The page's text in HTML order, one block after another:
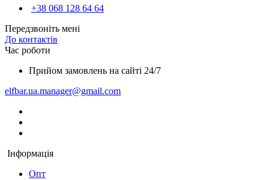
+38 068 128 64 64
Передзвоніть мені
До контактів
Час роботи
Прийом замовлень на сайті 24/7
elfbar.ua.manager@gmail.com
Інформація
Опт